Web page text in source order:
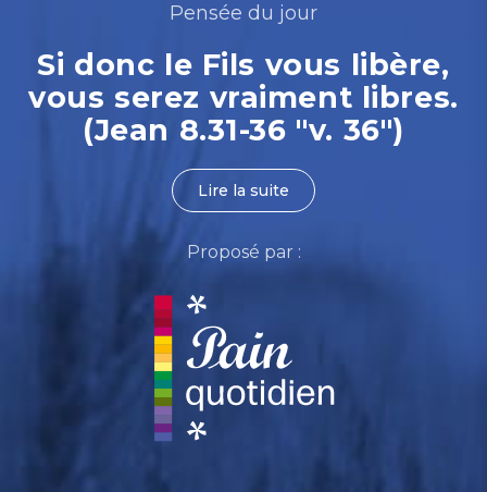
Pensée du jour
Si donc le Fils vous libère,
vous serez vraiment libres.
(Jean 8.31-36 "v. 36")
Lire la suite
Proposé par :